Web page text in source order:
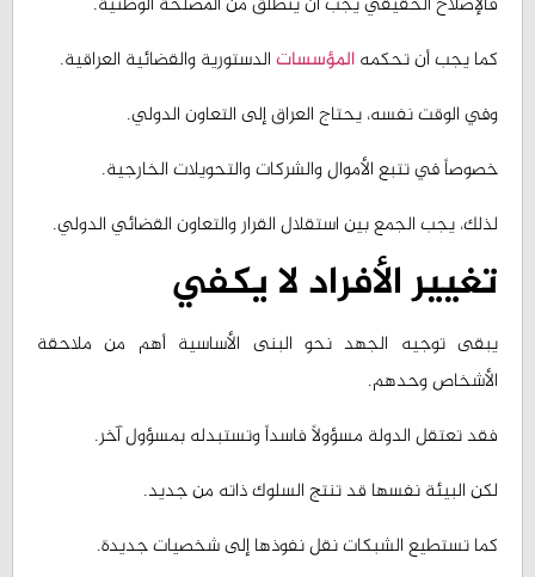
كما يجب أن تحكمهالمؤسساتالدستورية والقضائية العراقية.
وفي الوقت نفسه، يحتاج العراق إلى التعاون الدولي.
خصوصاً في تتبع الأموال والشركات والتحويلات الخارجية.
لذلك، يجب الجمع بين استقلال القرار والتعاون القضائي الدولي.
تغيير الأفراد لا يكفي
يبقى توجيه الجهد نحو البنى الأساسية أهم من ملاحقة
الأشخاص وحدهم.
فقد تعتقل الدولة مسؤولاً فاسداً وتستبدله بمسؤول آخر.
لكن البيئة نفسها قد تنتج السلوك ذاته من جديد.
كما تستطيع الشبكات نقل نفوذها إلى شخصيات جديدة.
ولهذا، لا يمثل تغيير الوجوه إصلاحاً كاملاً.